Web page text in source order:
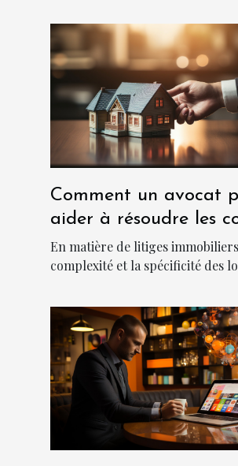
Comment un avocat
aider à résoudre les
immobiliers
En matière de litiges
complexité et la spécificité des